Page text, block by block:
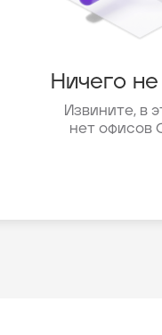
Ничего
Извините, в
нет офисов